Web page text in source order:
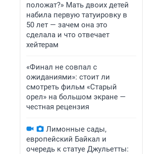
положат?» Мать двоих детей
набила первую татуировку в
50 лет — зачем она это
сделала и что отвечает
хейтерам
«Финал не совпал с
ожиданиями»: стоит ли
смотреть фильм «Старый
орел» на большом экране —
честная рецензия
Лимонные сады,
европейский Байкал и
очередь к статуе Джульетты: